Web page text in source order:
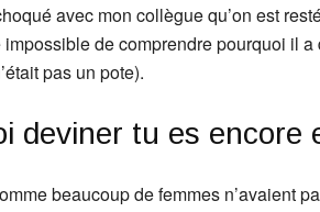
avec mon collègue qu’on est
de comprendre pourquoi il
pas un pote).
deviner tu es encore
beaucoup de femmes n’avaient